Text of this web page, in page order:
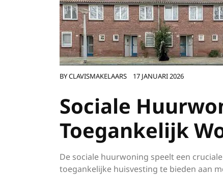
BYCLAVISMAKELAARS 17 JANUARI 2026
Sociale
Toegankelijk
De sociale huurwoning speelt een
toegankelijke huisvesting te bieden aan